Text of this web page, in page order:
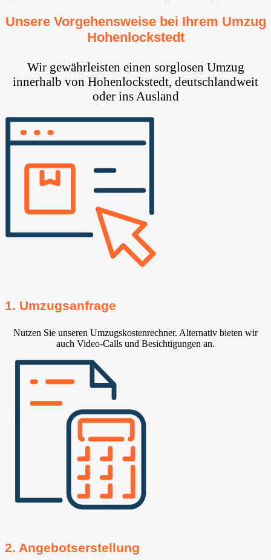
Unsere Vorgehensweise bei Ihrem Umzug
Hohenlockstedt
Wir gewährleisten einen sorglosen Umzug
innerhalb von Hohenlockstedt, deutschlandweit
oder ins Ausland
1. Umzugsanfrage
Nutzen Sie unseren Umzugskostenrechner. Alternativ bieten wir
auch Video-Calls und Besichtigungen an.
2. Angebotserstellung